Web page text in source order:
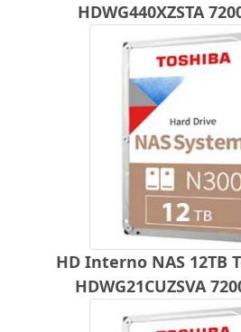
HDWG440XZSTA
HD Interno NAS 12TB
HDWG21CUZSVA